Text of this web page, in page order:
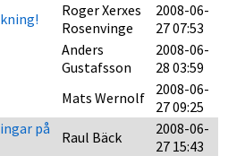
Roger Xerxes
Rosenvinge
2008-06-
27 07:53
Anders
Gustafsson
2008-06-
28 03:59
Mats Wernolf
2008-06-
27 09:25
på
Raul Bäck
2008-06-
27 15:43